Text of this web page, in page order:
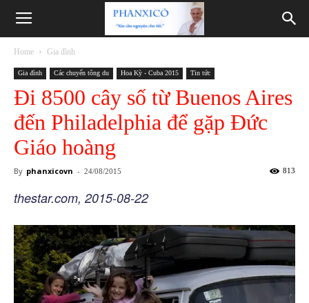
Phanxicô
Home Gia đình
Gia đình Các chuyến tông du Hoa Kỳ - Cuba 2015 Tin tức
Đi 8500 cây số từ Buenos Aires
đến Philadelphia để gặp Đức
Giáo hoàng
By phanxicovn - 24/08/2015 813
thestar.com, 2015-08-22